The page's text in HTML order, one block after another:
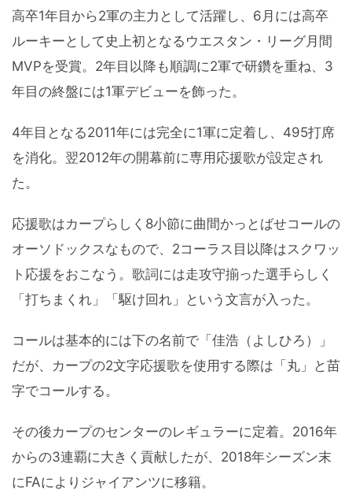
高卒1年目から2軍の主力として活躍し、6月には高卒
ルーキーとして史上初となるウエスタン・リーグ月間
MVPを受賞。2年目以降も順調に2軍で研鑽を重ね、3
年目の終盤には1軍デビューを飾った。
4年目となる2011年には完全に1軍に定着し、495打席
を消化。翌2012年の開幕前に専用応援歌が設定され
た。
応援歌はカープらしく8小節に曲間かっとばせコールの
オーソドックスなもので、2コーラス目以降はスクワッ
ト応援をおこなう。歌詞には走攻守揃った選手らしく
「打ちまくれ」「駆け回れ」という文言が入った。
コールは基本的には下の名前で「佳浩（よしひろ）」
だが、カープの2文字応援歌を使用する際は「丸」と苗
字でコールする。
その後カープのセンターのレギュラーに定着。2016年
からの3連覇に大きく貢献したが、2018年シーズン末
にFAによりジャイアンツに移籍。